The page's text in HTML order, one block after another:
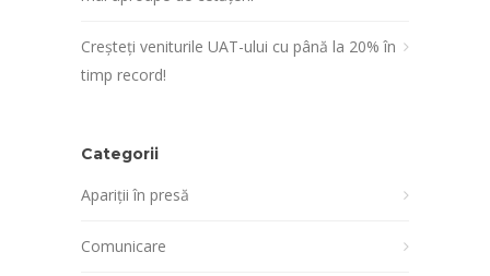
Creșteți veniturile UAT-ului cu până la 20% în
timp record!
Categorii
Apariții în presă
Comunicare